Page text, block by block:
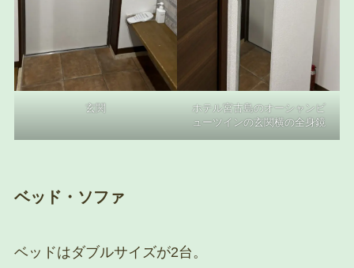
玄関
ホテル宮古島のオーシャンビ
ューツインの玄関横の全身鏡
ベッド・ソファ
ベッドはダブルサイズが2台。